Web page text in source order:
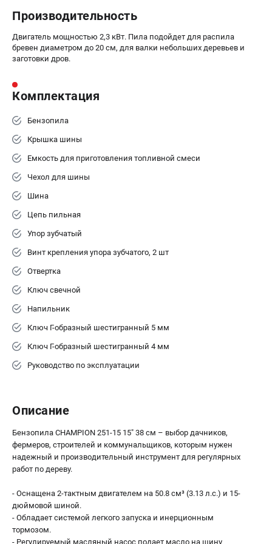
Производительность
Двигатель мощностью 2,3 кВт. Пила подойдет для распила
бревен диаметром до 20 см, для валки небольших деревьев и
заготовки дров.
Комплектация
Бензопила
Крышка шины
Емкость для приготовления топливной смеси
Чехол для шины
Шина
Цепь пильная
Упор зубчатый
Винт крепления упора зубчатого, 2 шт
Отвертка
Ключ свечной
Напильник
Ключ Г-образный шестигранный 5 мм
Ключ Г-образный шестигранный 4 мм
Руководство по эксплуатации
Описание
Бензопила CHAMPION 251-15 15" 38 см – выбор дачников,
фермеров, строителей и коммунальщиков, которым нужен
надежный и производительный инструмент для регулярных
работ по дереву.
- Оснащена 2-тактным двигателем на 50.8 см³ (3.13 л.с.) и 15-
дюймовой шиной.
- Обладает системой легкого запуска и инерционным
тормозом.
- Регулируемый масляный насос подает масло на шину